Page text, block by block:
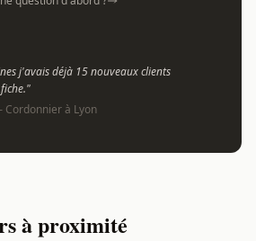
j'avais déjà 15 nouveaux clients
à Lyon
à proximité